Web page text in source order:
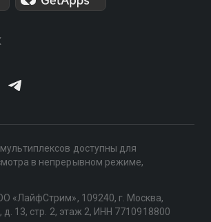
доступны для
в непрерывном режиме,
«ЛайфСтрим», 109240, г. Москва,
д. 13, стр. 2, этаж 2, ИНН 7710918800